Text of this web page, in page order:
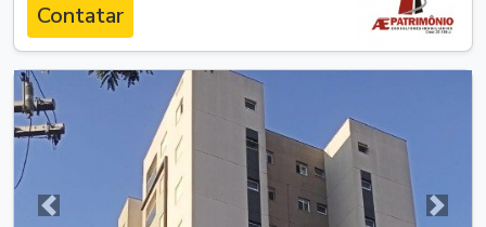
Contatar
Anterior